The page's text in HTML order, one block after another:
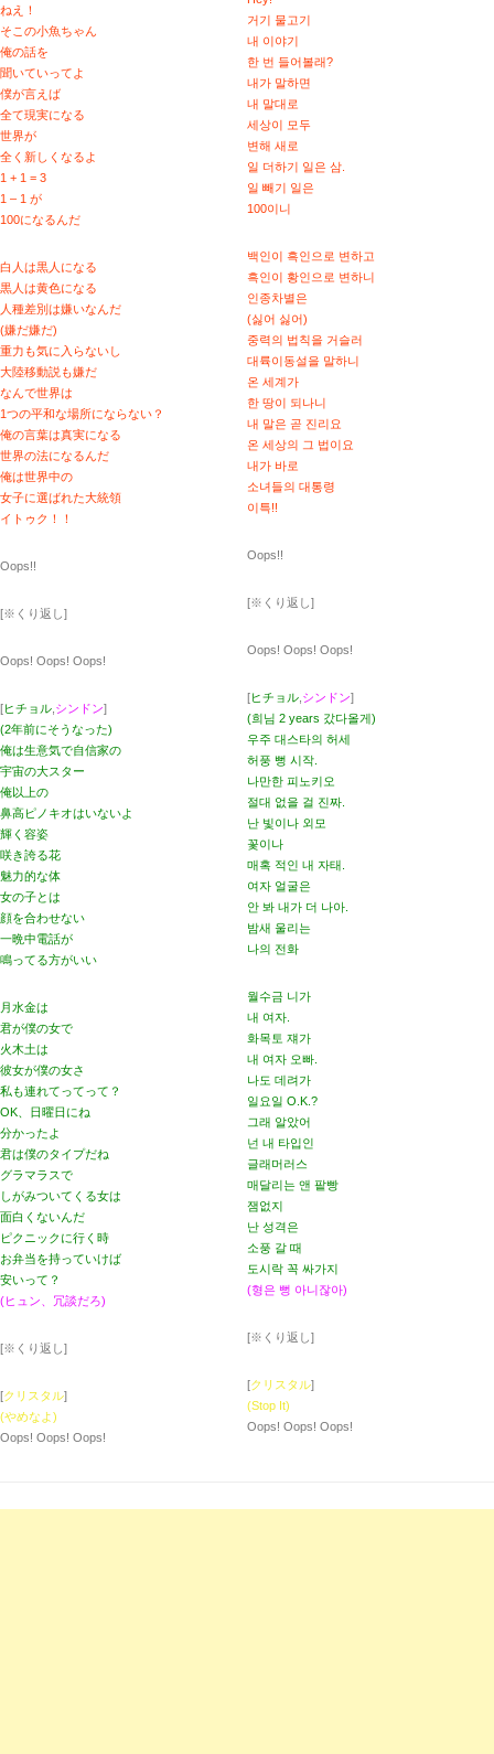
ねえ！
そこの小魚ちゃん
俺の話を
聞いていってよ
僕が言えば
全て現実になる
世界が
全く新しくなるよ
1 + 1 = 3
1 – 1 が
100になるんだ
白人は黒人になる
黒人は黄色になる
人種差別は嫌いなんだ
(嫌だ嫌だ)
重力も気に入らないし
大陸移動説も嫌だ
なんで世界は
1つの平和な場所にならない？
俺の言葉は真実になる
世界の法になるんだ
俺は世界中の
女子に選ばれた大統領
イトゥク！！
Oops!!
[※くり返し]
Oops! Oops! Oops!
[ヒチョル シンドン]
(2年前にそうなった)
俺は生意気で自信家の
宇宙の大スター
俺以上の
鼻高ピノキオはいないよ
輝く容姿
咲き誇る花
魅力的な体
女の子とは
顔を合わせない
一晩中電話が
鳴ってる方がいい
月水金は
君が僕の女で
火木土は
彼女が僕の女さ
私も連れてってって？
OK、日曜日にね
分かったよ
君は僕のタイプだね
グラマラスで
しがみついてくる女は
面白くないんだ
ピクニックに行く時
お弁当を持っていけば
安いって？
(ヒュン、冗談だろ)
[※くり返し]
[クリスタル]
(やめなよ)
Oops! Oops! Oops!
거기 물고기
내 이야기
한 번 들어볼래?
내가 말하면
내 말대로
세상이 모두
변해 새로
일 더하기 일은 삼.
일 빼기 일은
100이니
백인이 흑인으로 변하고
흑인이 황인으로 변하니
인종차별은
(싫어 싫어)
중력의 법칙을 거슬러
대륙이동설을 말하니
온 세계가
한 땅이 되나니
내 말은 곧 진리요
온 세상의 그 법이요
내가 바로
소녀들의 대통령
이특!!
Oops!!
[※くり返し]
Oops! Oops! Oops!
[ヒチョル シンドン]
(희님 2 years 갔다올게)
우주 대스타의 허세
허풍 뻥 시작.
나만한 피노키오
절대 없을 걸 진짜.
난 빛이나 외모
꽃이나
매혹 적인 내 자태.
여자 얼굴은
안 봐 내가 더 나아.
밤새 울리는
나의 전화
월수금 니가
내 여자.
화목토 쟤가
내 여자 오빠.
나도 데려가
일요일 O.K.?
그래 알았어
넌 내 타입인
글래머러스
매달리는 앤 팥빵
잼없지
난 성격은
소풍 갈 때
도시락 꼭 싸가지
(형은 뻥 아니잖아)
[※くり返し]
[クリスタル]
(Stop It)
Oops! Oops! Oops!